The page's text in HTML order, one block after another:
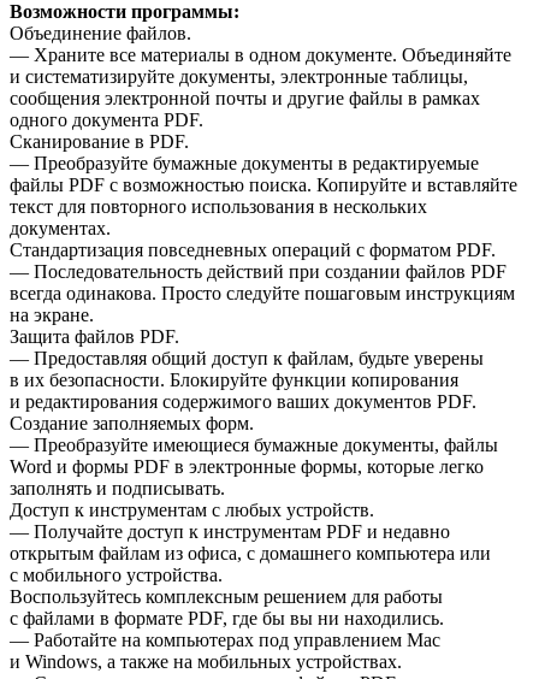
Возможности программы:
Объединение файлов.
— Храните все материалы в одном документе. Объединяйте
и систематизируйте документы, электронные таблицы,
сообщения электронной почты и другие файлы в рамках
одного документа PDF.
Сканирование в PDF.
— Преобразуйте бумажные документы в редактируемые
файлы PDF с возможностью поиска. Копируйте и вставляйте
текст для повторного использования в нескольких
документах.
Стандартизация повседневных операций с форматом PDF.
— Последовательность действий при создании файлов PDF
всегда одинакова. Просто следуйте пошаговым инструкциям
на экране.
Защита файлов PDF.
— Предоставляя общий доступ к файлам, будьте уверены
в их безопасности. Блокируйте функции копирования
и редактирования содержимого ваших документов PDF.
Создание заполняемых форм.
— Преобразуйте имеющиеся бумажные документы, файлы
Word и формы PDF в электронные формы, которые легко
заполнять и подписывать.
Доступ к инструментам с любых устройств.
— Получайте доступ к инструментам PDF и недавно
открытым файлам из офиса, с домашнего компьютера или
с мобильного устройства.
Воспользуйтесь комплексным решением для работы
с файлами в формате PDF, где бы вы ни находились.
— Работайте на компьютерах под управлением Mac
и Windows, а также на мобильных устройствах.